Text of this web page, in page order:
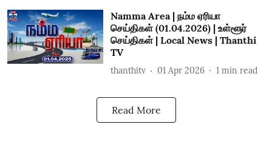
Namma Area | நம்ம ஏரியா
செய்திகள் (01.04.2026) | உள்ளூர்
செய்திகள் | Local News | Thanthi
TV
thanthitv 01 Apr 2026 1 min read
Read More